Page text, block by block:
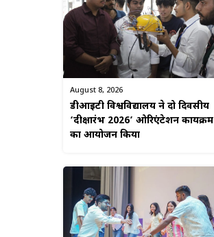
August 8, 2026
डीआईटी विश्वविद्यालय ने दो दिवसीय
‘दीक्षारंभ 2026’ ओरिएंटेशन कार्यक्रम
का आयोजन किया